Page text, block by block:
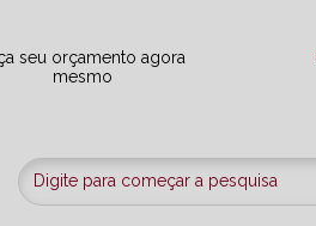
seu orçamento agora
mesmo